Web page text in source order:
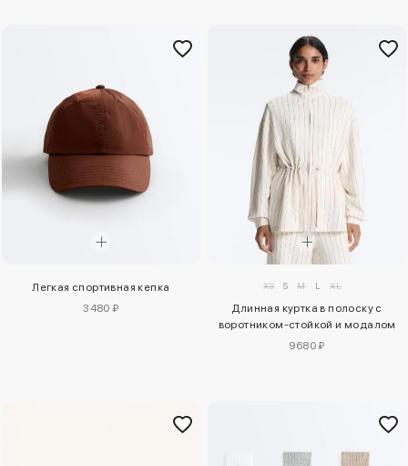
Легкая спортивная кепка
3480 ₽
XS S M L XL
Длинная куртка в полоску с
воротником-стойкой и модалом
9680 ₽